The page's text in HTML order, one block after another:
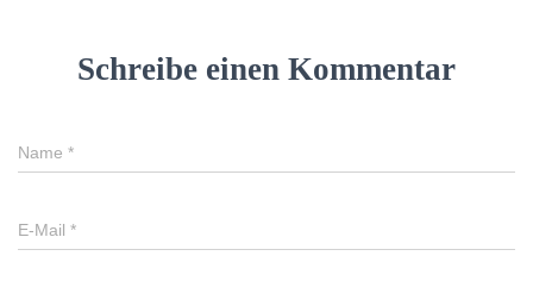
Schreibe einen Kommentar
Name *
E-Mail *